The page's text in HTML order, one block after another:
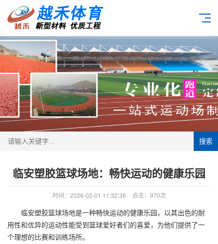
搜索
临安塑胶篮球场地：畅快运动的健康乐园
时间：2026-02-01 11:32:36 点击：970次
临安塑胶篮球场地是一种畅快运动的健康乐园，以其出色的耐
用性和优异的运动性能受到篮球爱好者们的喜爱，为他们提供了一
个理想的比赛和训练场所。